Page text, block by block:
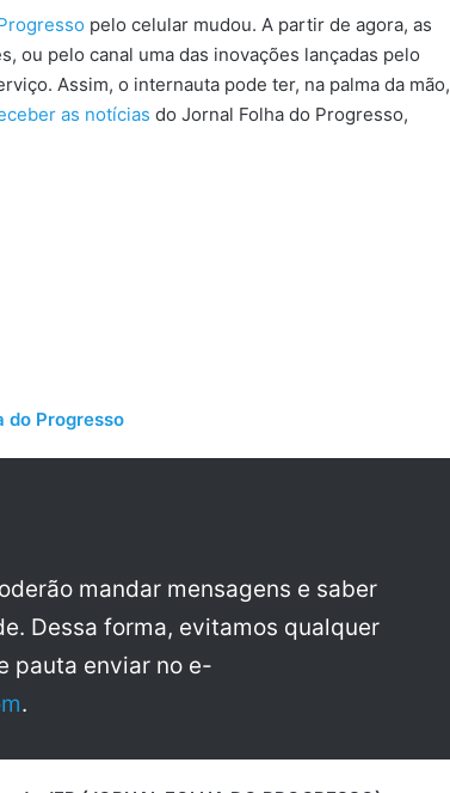
pelo celular mudou. A partir de agora, as
ou pelo canal uma das inovações lançadas pelo
Assim, o internauta pode ter, na palma da mão,
as notícias do Jornal Folha do Progresso,
do Progresso
mandar mensagens e saber
Dessa forma, evitamos qualquer
pauta enviar no e-
.